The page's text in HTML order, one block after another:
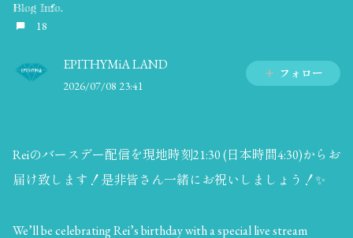
Blog Info.
18
EPITHYMiA LAND
2026/07/08 23:41
フォロー
Reiのバースデー配信を現地時刻21:30 (日本時間4:30)からお
届け致します！是非皆さん一緒にお祝いしましょう！✨
We’ll be celebrating Rei’s birthday with a special live stream